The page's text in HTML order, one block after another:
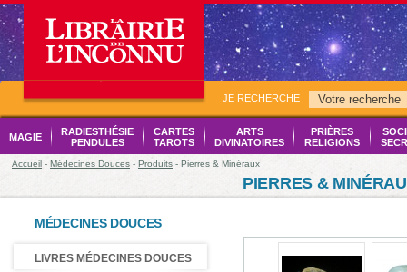
JE RECHERCHE
MAGIE
RADIESTHÉSIE
PENDULES
CARTES
TAROTS
ARTS
DIVINATOIRES
PRIÈRES
RELIGIONS
Accueil - Médecines Douces - Produits - Pierres & Minéraux
PIERRES &
MÉDECINES DOUCES
LIVRES MÉDECINES DOUCES